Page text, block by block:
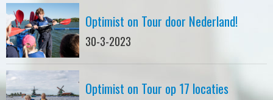
Optimist on Tour door Nederland!
30-3-2023
Optimist on Tour op 17 locaties